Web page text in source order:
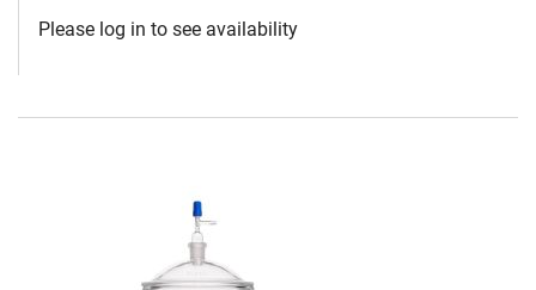
Please log in to see availability